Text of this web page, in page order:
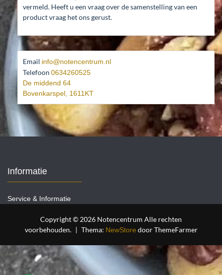
vermeld. Heeft u een vraag over de samenstelling van een
product vraag het ons gerust.
Email info@notencentrum.nl
Telefoon 0634260525
De middend 64
Bovenkarspel 1611KT
Informatie
Service & Informatie
Copyright © 2026 Notencentrum Alle rechten
voorbehouden. | Thema: NewStore door ThemeFarmer